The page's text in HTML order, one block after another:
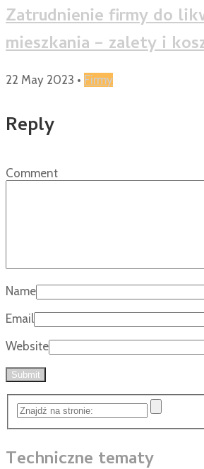
Zatrudnienie firmy do
mieszkania – zalety i
22 May 2023 • Firmy
Reply
Comment
Name
Email
Website
Techniczne tematy